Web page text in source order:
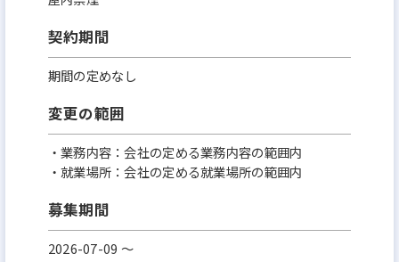
契約期間
期間の定めなし
変更の範囲
・業務内容：会社の定める業務内容の範囲内
・就業場所：会社の定める就業場所の範囲内
募集期間
2026-07-09 〜